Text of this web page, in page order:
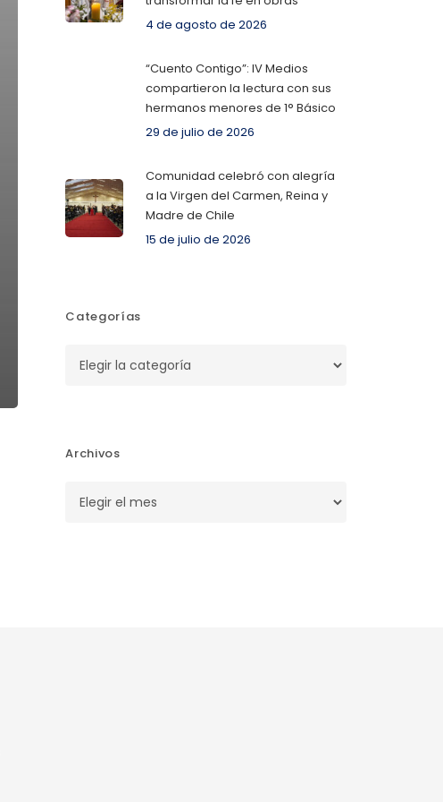
4 de agosto de 2026
“Cuento Contigo”: IV Medios
compartieron la lectura con sus
hermanos menores de 1° Básico
29 de julio de 2026
Comunidad celebró con alegría
a la Virgen del Carmen, Reina y
Madre de Chile
15 de julio de 2026
Categorías
Archivos